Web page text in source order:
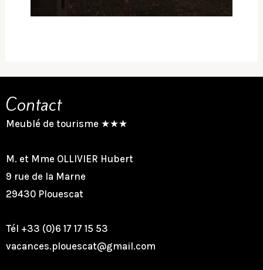
Contact
Meublé de tourisme ★★★
M. et Mme OLLIVIER Hubert
9 rue de la Marne
29430 Plouescat
Tél +33 (0)6 17 17 15 53
vacances.plouescat@gmail.com